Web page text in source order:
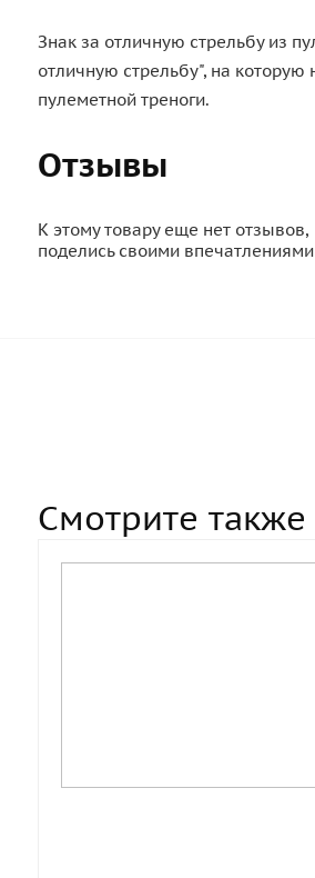
Знак за отличную стрельбу из
отличную стрельбу", на которую
пулеметной треноги.
Отзывы
К этому товару еще нет отзывов,
поделись своими
Смотрите также